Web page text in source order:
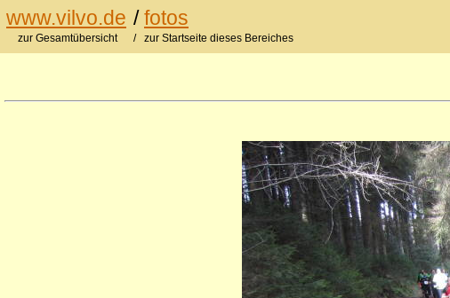
www.vilvo.de /fotos
zur Gesamtübersicht / zur Startseite dieses Bereiches